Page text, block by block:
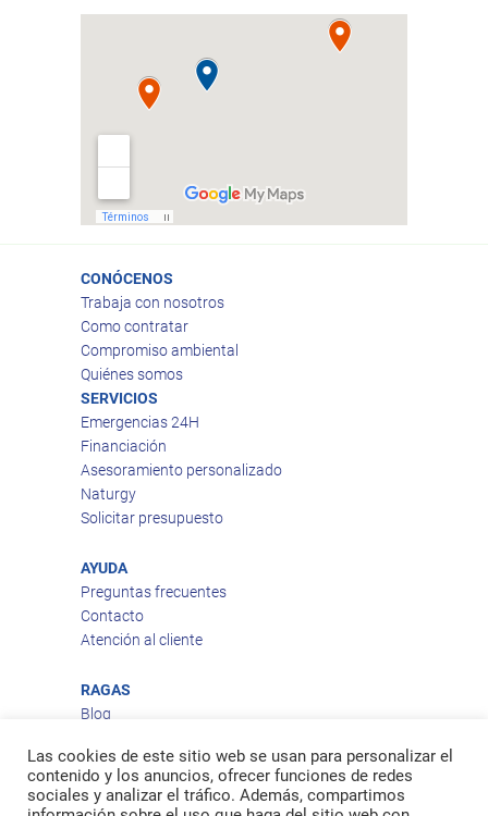
CONÓCENOS
Trabaja con nosotros
Como contratar
Compromiso ambiental
Quiénes somos
SERVICIOS
Emergencias 24H
Financiación
Asesoramiento personalizado
Naturgy
Solicitar presupuesto
AYUDA
Preguntas frecuentes
Contacto
Atención al cliente
RAGAS
Blog
Política de privacidad
Política de cookies
Política de envío
Las cookies de este sitio web se usan para personalizar el
contenido y los anuncios, ofrecer funciones de redes
sociales y analizar el tráfico. Además, compartimos